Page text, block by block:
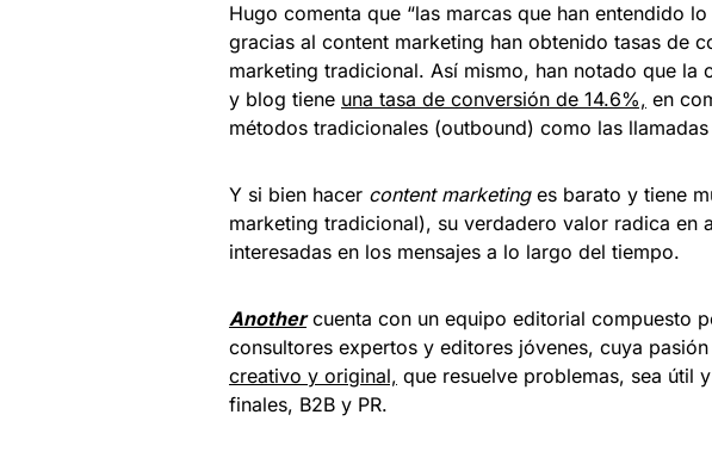
Hugo comenta que “las marcas que han entendido
gracias al content marketing han obtenido tasas de
marketing tradicional. Así mismo, han notado que la
y blog tiene una tasa de conversión de 14.6%, en
métodos tradicionales (outbound) como las
Y si bien hacer content marketinges barato y tiene
marketing tradicional), su verdadero valor radica en
interesadas en los mensajes a lo largo del tiempo.
Anothercuenta con un equipo editorial compuesto
consultores expertos y editores jóvenes, cuya
creativo y original, que resuelve problemas, sea útil
finales, B2B y PR.